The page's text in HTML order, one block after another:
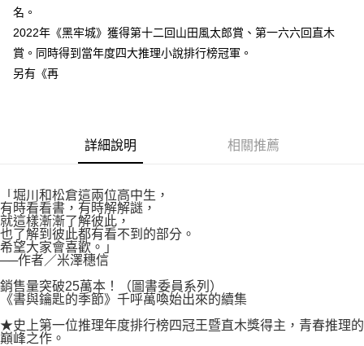
任。
４．使用「AFTEE先享後付」時，將依據個別帳號之用戶狀況，依本公司即
時審查核予不同之上限額度；若仍有額度不足之情形，本公司將視審查結果
請求用戶進行身份認證。
５．嚴禁一人註冊多個帳號或使用他人資訊註冊。若發現惡意使用之情形，
恩沛科技股份有限公司將有權停止該用戶之使用額度並採取法律行動。
每筆NT$100，滿NT$800(含以上)免運費
國家/地區配送 查看運費
名。
2022年《黑牢城》獲得第十二回山田風太郎賞、第一六六回直木
賞。同時得到當年度四大推理小說排行榜冠軍。
另有《再
詳細說明 相關推薦
「堀川和松倉這兩位高中生，
有時看看書，有時解解謎，
就這樣漸漸了解彼此，
也了解到彼此都有看不到的部分。
希望大家會喜歡。」
──作者／米澤穗信
銷售量突破25萬本！（圖書委員系列）
《書與鑰匙的季節》千呼萬喚始出來的續集
★史上第一位推理年度排行榜四冠王暨直木獎得主，青春推理的
巔峰之作。